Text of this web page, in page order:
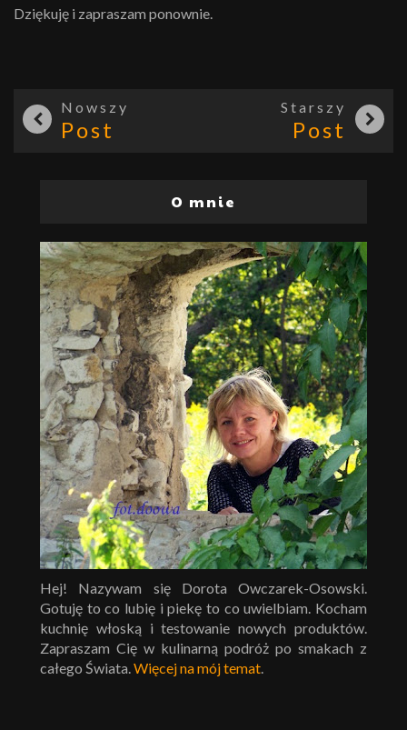
Dziękuję i zapraszam ponownie.
Nowszy
Post
Starszy
Post
O mnie
Hej! Nazywam się Dorota Owczarek-Osowski.
Gotuję to co lubię i piekę to co uwielbiam. Kocham
kuchnię włoską i testowanie nowych produktów.
Zapraszam Cię w kulinarną podróż po smakach z
całego Świata. Więcej na mój temat